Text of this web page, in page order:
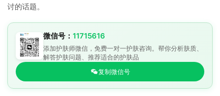
讨的话题。
微信号： 11715616
添加护肤师微信，免费一对一护肤咨询。帮你分析肤质、
解答护肤问题、推荐适合的护肤品
复制微信号